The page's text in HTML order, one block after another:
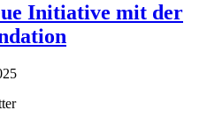
Initiative mit der